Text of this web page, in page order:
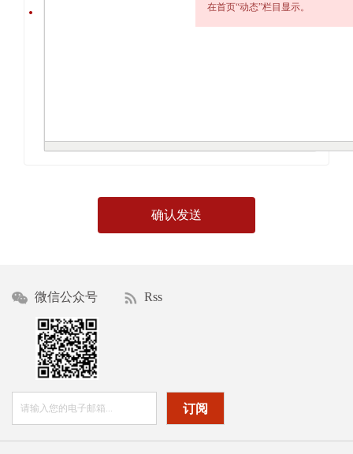
确认发送
在首页“动态”栏目显示。
微信公众号 Rss
订阅